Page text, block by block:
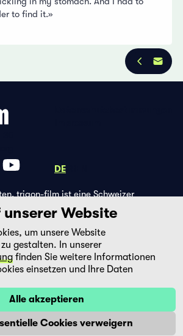
to find it.»
DE
trigon-film ist eine Schweizer
1988 sorgfältig ausgewählte Filme aus
Afrika und dem östlichen Europa im
eine eigene DVD-Edition sowie die
filmingo betreibt.
Website
um unsere Website
gestalten. In unserer
finden Sie weitere Informationen
einsetzen und Ihre Daten
Alle akzeptieren
Cookies verweigern